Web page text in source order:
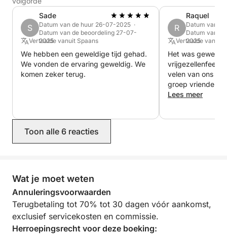
Eindschoonmaak: € 100 (verplicht, te betalen in de
haven)
Brandstof (te betalen in de haven)
Voor specifieke wensen of om uw ervaring op maat
te maken, kunt u contact met ons opnemen om de
beschikbaarheid te controleren en uw perfecte halve
S
Sade
Datum van de huur 26-07-2025 ·
Datum van de beoordeling 27-07-
2025
Vertaalde vanuit Spaans
We hebben een geweldige tijd gehad.
We vonden de ervaring geweldig. We
komen zeker terug.
R
Raquel
Datum van
Datum van
2025
Vertaalde vanuit
Het was
vrijgezellenfeest
velen van ons
groep vrienden
nog meer van
Lees meer
Toon alle 6 reacties
Wat je moet weten
Annuleringsvoorwaarden
Terugbetaling tot 70% tot 30 dagen vóór aankomst,
exclusief servicekosten en commissie.
Herroepingsrecht voor deze boeking: